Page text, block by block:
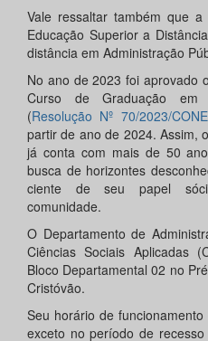
Vale ressaltar também que
Educação Superior a
distância em Administração
No ano de 2023 foi aprovado
Curso de Graduação em
(Resolução Nº 70/2023/
partir de ano de 2024. Assim,
já conta com mais de 50
busca de horizontes
ciente de seu papel
comunidade.
O Departamento de
Ciências Sociais Aplicadas
Bloco Departamental 02 no
Cristóvão.
Seu horário de
exceto no período de